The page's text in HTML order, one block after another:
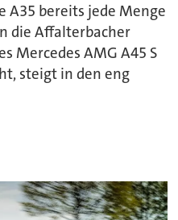
A35 bereits jede Menge
die Affalterbacher
Mercedes AMG A45 S
steigt in den eng